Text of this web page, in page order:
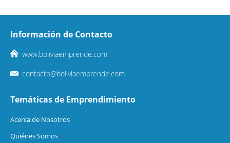
Información de Contacto
www.boliviaemprende.com
contacto@boliviaemprende.com
Temáticas de Emprendimiento
Acerca de Nosotros
Quiénes Somos